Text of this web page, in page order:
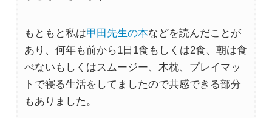
もともと私は甲田先生の本などを読んだことが
あり、何年も前から1日1食もしくは2食、朝は食
べないもしくはスムージー、木枕、プレイマッ
トで寝る生活をしてましたので共感できる部分
もありました。